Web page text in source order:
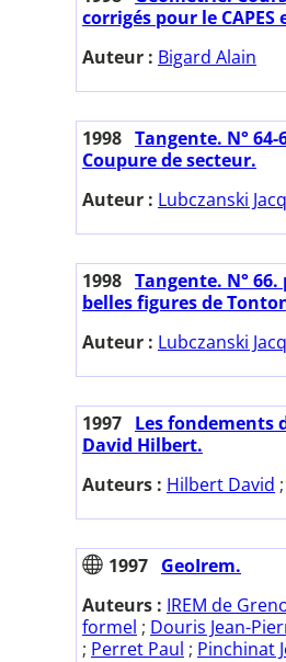
corrigés pour le
Auteur : Bigard Alain
1998 Tangente. N° 64-
Coupure de secteur.
Auteur : Lubczanski
1998 Tangente. N° 66.
belles figures de
Auteur : Lubczanski
1997 Les fondements
David Hilbert.
Auteurs : Hilbert David ;
1997 GeoIrem.
Auteurs : IREM de
formel ; Douris Jean-
; Perret Paul ; Pinchinat